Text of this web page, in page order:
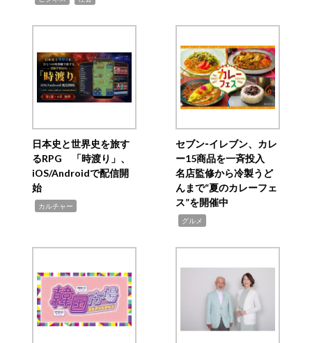
日本史と世界史を旅す
るRPG 「時渡り」、
iOS/Androidで配信開
始
カルチャー
セブン‐イレブン、カレ
ー15商品を一斉投入
名店監修から冷製うど
んまで“夏のカレーフェ
ス”を開催中
グルメ